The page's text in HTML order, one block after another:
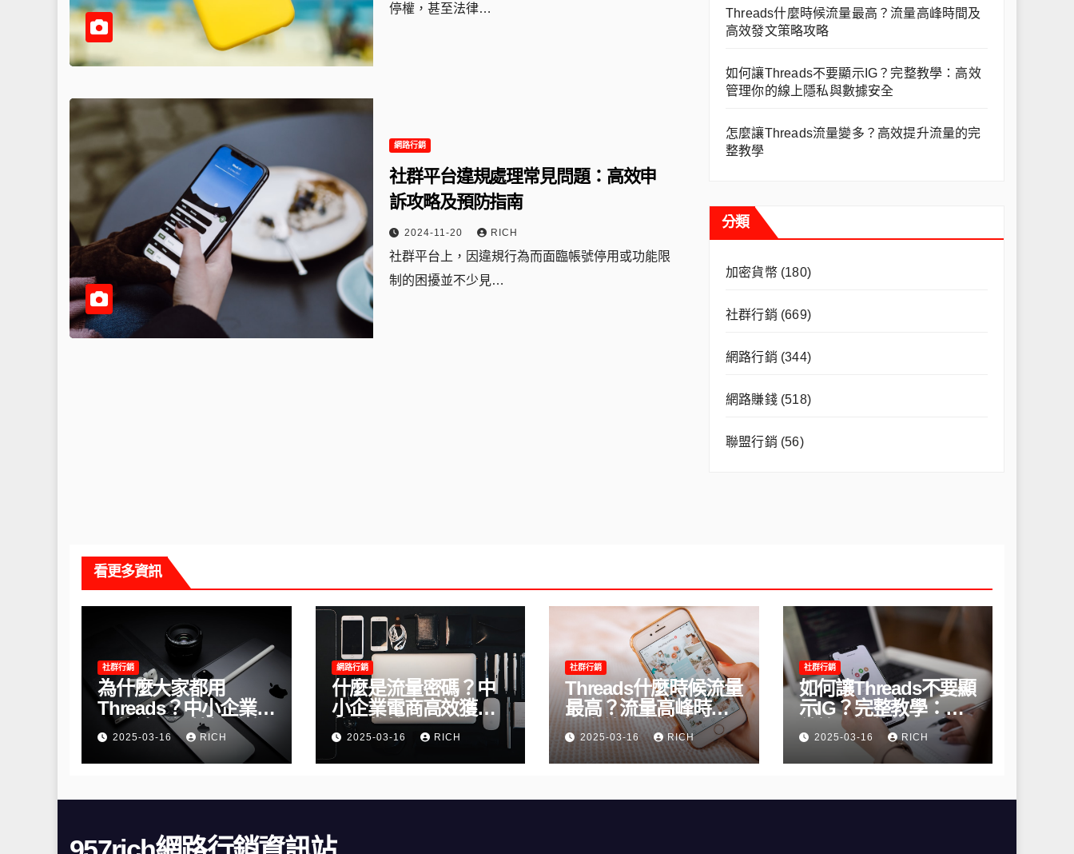
停權，甚至法律…
網路行銷
社群平台違規處理常見問題：高效申
訴攻略及預防指南
2024-11-20 RICH
社群平台上，因違規行為而面臨帳號停用或功能限
制的困擾並不少見…
Threads什麼時候流量最高？流量高峰時間及
高效發文策略攻略
如何讓Threads不要顯示IG？完整教學：高效
管理你的線上隱私與數據安全
怎麼讓Threads流量變多？高效提升流量的完
整教學
分類
加密貨幣(180)
社群行銷 (669)
網路行銷 (344)
網路賺錢(518)
聯盟行銷 (56)
看更多資訊
社群行銷
為什麼大家都用
Threads？中小企業必
學的社群經營新戰略
2025-03-16 RICH
網路行銷
什麼是流量密碼？中
小企業電商高效獲客
的完整教學
2025-03-16 RICH
社群行銷
Threads什麼時候流量
最高？流量高峰時間
及高效發文策略攻略
2025-03-16 RICH
社群行銷
如何讓Threads不要顯
示IG？完整教學：高
效管理你的線上隱私
與數據安全
2025-03-16 RICH